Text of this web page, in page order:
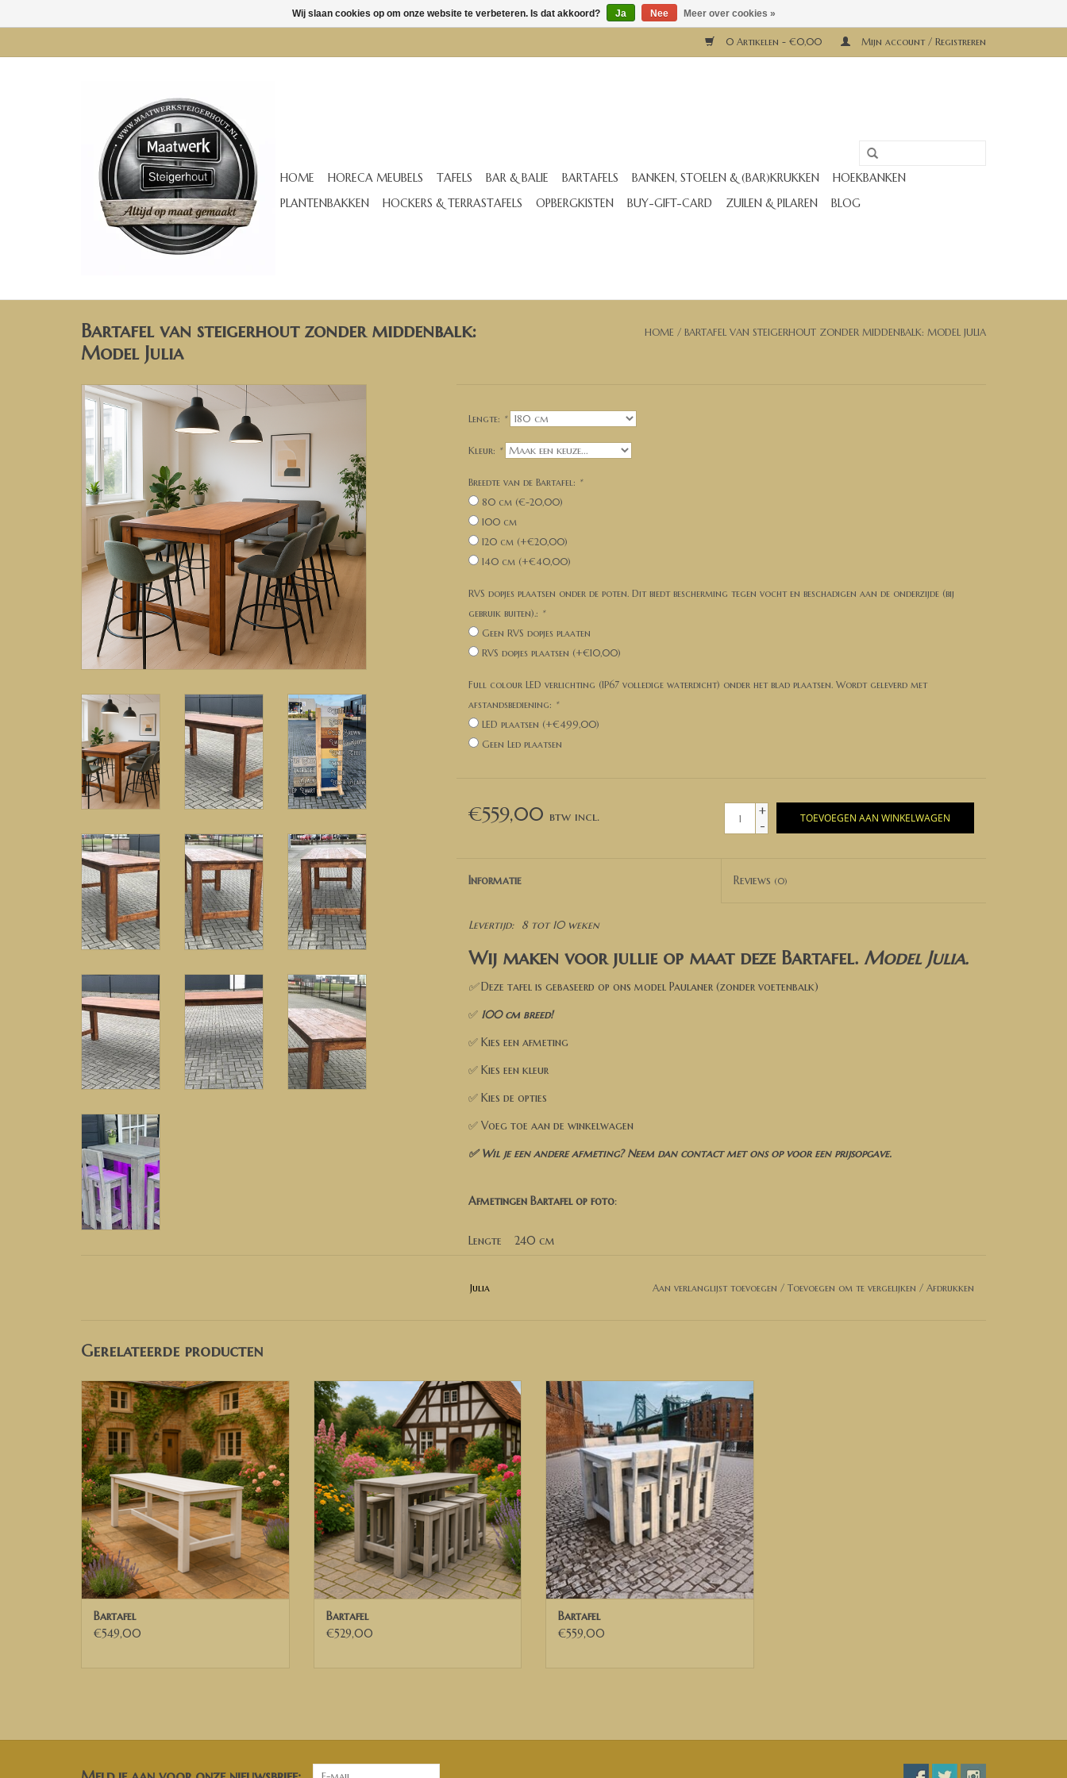
0 Artikelen - €0,00 Mijn account / Registreren
HOME HORECA MEUBELS TAFELS BAR & BALIE BARTAFELS BANKEN, STOELEN & (BAR)KRUKKEN
HOEKBANKEN
PLANTENBAKKEN
HOCKERS & TERRASTAFELS OPBERGKISTEN BUY-GIFT-CARD ZUILEN & PILAREN BLOG
Bartafel van steigerhout zonder middenbalk:
Model Julia
HOME / BARTAFEL VAN STEIGERHOUT ZONDER MIDDENBALK: MODEL JULIA
Lengte: *
Kleur: *
Breedte van de Bartafel: *
80 cm (€-20,00)
100 cm
120 cm (+€20,00)
140 cm (+€40,00)
RVS dopjes plaatsen onder de poten. Dit biedt bescherming tegen vocht en beschadigen aan de onderzijde (bij
gebruik buiten).: *
Geen RVS dopjes plaaten
RVS dopjes plaatsen (+€10,00)
Full colour LED verlichting (IP67 volledige waterdicht) onder het blad plaatsen. Wordt geleverd met
afstandsbediening: *
LED plaatsen (+€499,00)
Geen Led plaatsen
€559,00
+
-
TOEVOEGEN AAN WINKELWAGEN
Informatie Reviews (0)
Levertijd: 8 tot 10 weken
Wij maken voor jullie op maat deze Bartafel. Model Julia.
✅Deze tafel is gebaseerd op ons model Paulaner (zonder voetenbalk)
✅ 100 cm breed!
✅ Kies een afmeting
✅ Kies een kleur
✅ Kies de opties
✅ Voeg toe aan de winkelwagen
✅ Wil je een andere afmeting? Neem dan contact met ons op voor een prijsopgave.
Afmetingen Bartafel op foto:
Lengte 240 cm
Wij bezorgen door heel Nederland, België en delen van Duitsland
✅ Voor Belgische ondernemingen die beschikken over een geldig Belgisch BTW nummer, kunnen
wij de 21% BTW verleggen. U ontvangt dan een factuur exclusief BTW van ons.
Julia Aan verlanglijst toevoegen / Toevoegen om te vergelijken / Afdrukken
Gerelateerde producten
Bartafel Paulaner
TOEVOEGEN AAN WINKELWAGEN
Bartafel
€549,00
Bartafel van steigerhout.
TOEVOEGEN AAN WINKELWAGEN
Bartafel
€529,00
Bartafel Julia Duitsland
TOEVOEGEN AAN WINKELWAGEN
Bartafel
€559,00
Wij slaan cookies op om onze website te verbeteren. Is dat akkoord? Ja Nee Meer over cookies »